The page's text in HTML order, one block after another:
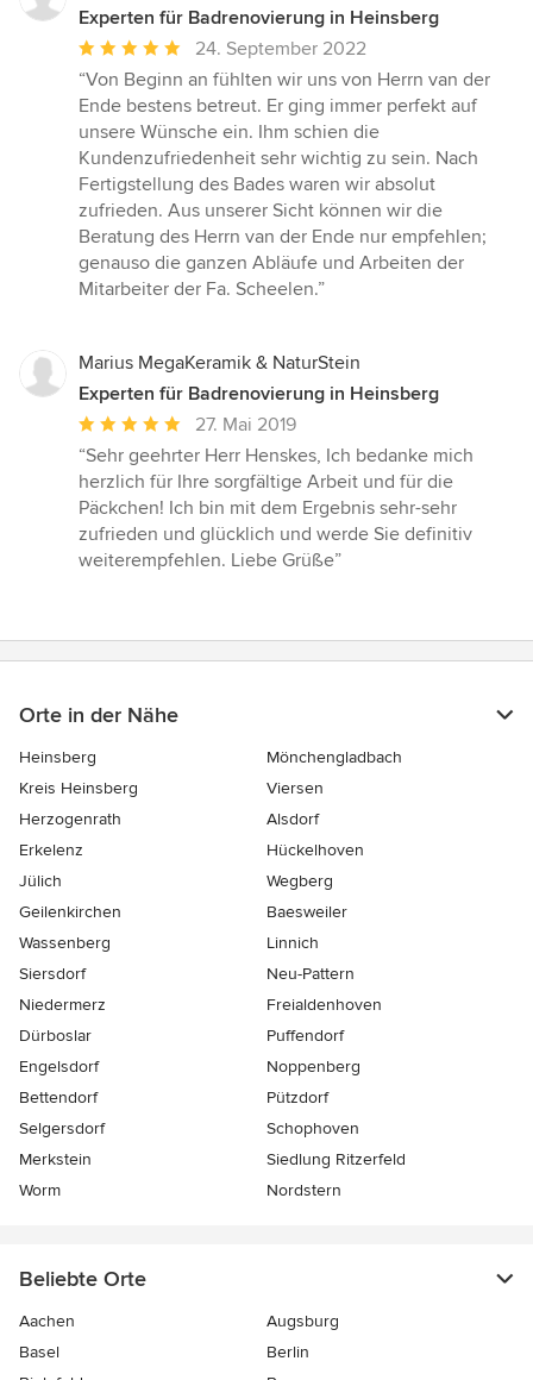
Experten für Badrenovierung in Heinsberg
Durchschnittliche
Bewertung:
5
von
5
Sternen
24. September 2022
“Von Beginn an fühlten wir uns von Herrn van der
Ende bestens betreut. Er ging immer perfekt auf
unsere Wünsche ein. Ihm schien die
Kundenzufriedenheit sehr wichtig zu sein. Nach
Fertigstellung des Bades waren wir absolut
zufrieden. Aus unserer Sicht können wir die
Beratung des Herrn van der Ende nur empfehlen;
genauso die ganzen Abläufe und Arbeiten der
Mitarbeiter der Fa. Scheelen.”
Marius MegaKeramik & NaturStein
Experten für Badrenovierung in Heinsberg
Durchschnittliche
Bewertung:
5
von
5
Sternen
27. Mai 2019
“Sehr geehrter Herr Henskes, Ich bedanke mich
herzlich für Ihre sorgfältige Arbeit und für die
Päckchen! Ich bin mit dem Ergebnis sehr-sehr
zufrieden und glücklich und werde Sie definitiv
weiterempfehlen. Liebe Grüße”
Orte in der Nähe
Heinsberg
Mönchengladbach
Kreis Heinsberg
Viersen
Herzogenrath
Alsdorf
Erkelenz
Hückelhoven
Jülich
Wegberg
Geilenkirchen
Baesweiler
Wassenberg
Linnich
Siersdorf
Neu-Pattern
Niedermerz
Freialdenhoven
Dürboslar
Puffendorf
Engelsdorf
Noppenberg
Bettendorf
Pützdorf
Selgersdorf
Schophoven
Merkstein
Siedlung Ritzerfeld
Worm
Nordstern
Beliebte Orte
Aachen
Augsburg
Basel
Berlin